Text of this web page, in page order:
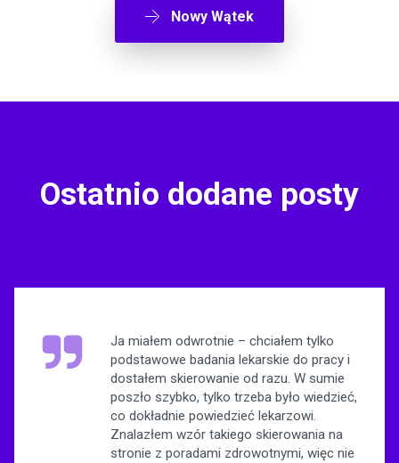
Nowy Wątek
Ostatnio dodane posty
Ja miałem odwrotnie – chciałem tylko
podstawowe badania lekarskie do pracy i
dostałem skierowanie od razu. W sumie
poszło szybko, tylko trzeba było wiedzieć,
co dokładnie powiedzieć lekarzowi.
Znalazłem wzór takiego skierowania na
stronie z poradami zdrowotnymi, więc nie